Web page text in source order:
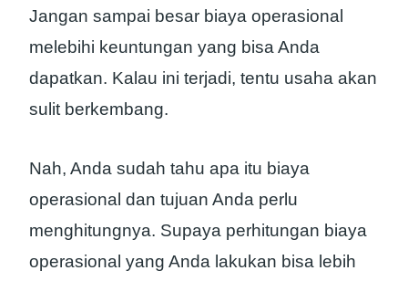
Jangan sampai besar biaya operasional
melebihi keuntungan yang bisa Anda
dapatkan. Kalau ini terjadi, tentu usaha akan
sulit berkembang.
Nah, Anda sudah tahu apa itu biaya
operasional dan tujuan Anda perlu
menghitungnya. Supaya perhitungan biaya
operasional yang Anda lakukan bisa lebih